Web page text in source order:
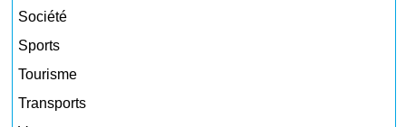
Société
Sports
Tourisme
Transports